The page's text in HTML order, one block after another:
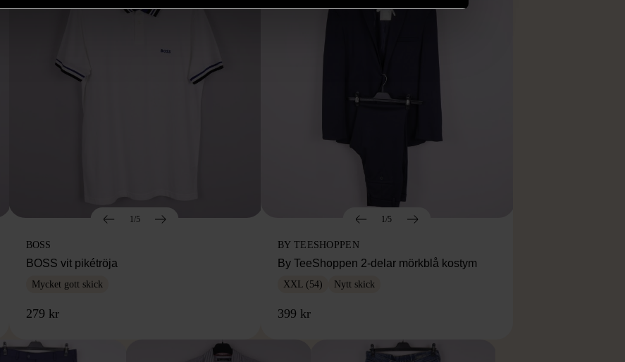
1/5
BOSS
BOSS vit pikétröja
Mycket gott skick
279 kr
1/5
BY TEESHOPPEN
By TeeShoppen 2-delar mörkblå kostym
XXL (54) Nytt skick
399 kr